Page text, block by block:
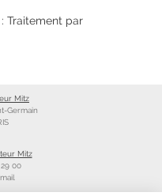
Traitement par
Mitz
Germain
Mitz
29 00